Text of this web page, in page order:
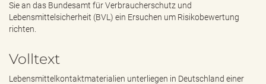
Sie an das Bundesamt für Verbraucherschutz und
Lebensmittelsicherheit (BVL) ein Ersuchen um Risikobewertung
richten.
Volltext
Lebensmittelkontaktmaterialien unterliegen in Deutschland einer